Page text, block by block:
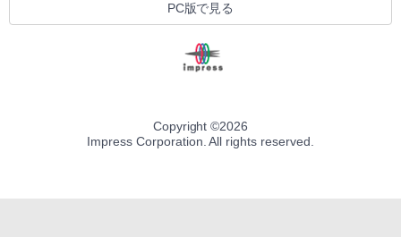
PC版で見る
Copyright ©2026
Impress Corporation. All rights reserved.